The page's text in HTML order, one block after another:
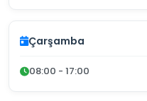
Çarşamba
08:00 - 17:00